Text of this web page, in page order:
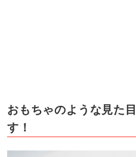
おもちゃのような見た
す！